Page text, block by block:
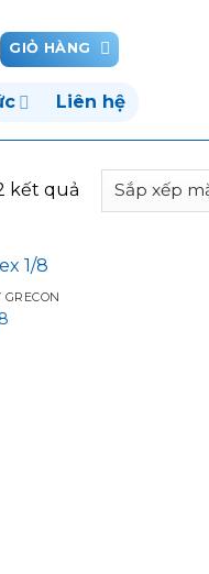
GIỎ HÀNG
Liên hệ
kết quả